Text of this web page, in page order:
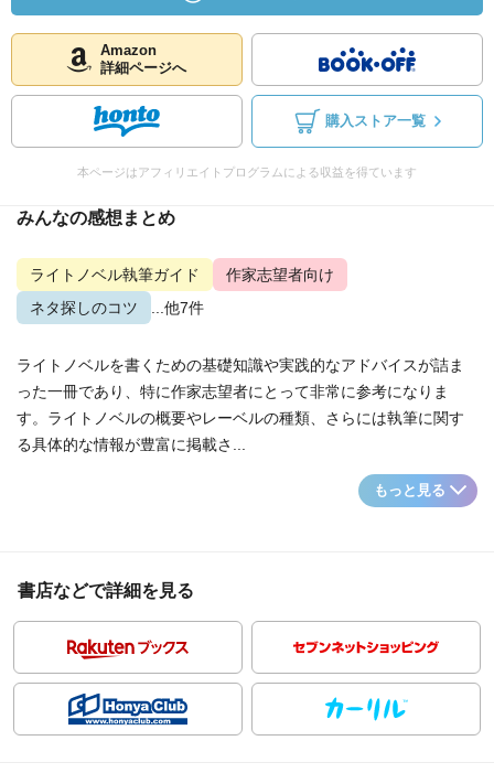
Amazon
詳細ページへ
購入ストア一覧
本ページはアフィリエイトプログラムによる収益を得ています
みんなの感想まとめ
ライトノベル執筆ガイド
作家志望者向け
ネタ探しのコツ
...他7件
ライトノベルを書くための基礎知識や実践的なアドバイスが詰ま
った一冊であり、特に作家志望者にとって非常に参考になりま
す。ライトノベルの概要やレーベルの種類、さらには執筆に関す
る具体的な情報が豊富に掲載さ...
もっと見る
書店などで詳細を見る